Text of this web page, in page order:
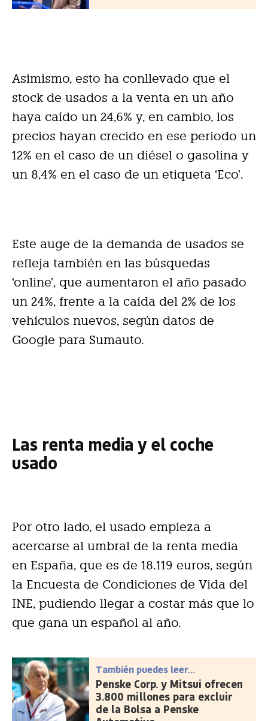
Asimismo, esto ha conllevado que el
stock de usados a la venta en un año
haya caído un 24,6% y, en cambio, los
precios hayan crecido en ese periodo un
12% en el caso de un diésel o gasolina y
un 8,4% en el caso de un etiqueta ‘Eco’.
Este auge de la demanda de usados se
refleja también en las búsquedas
‘online’, que aumentaron el año pasado
un 24%, frente a la caída del 2% de los
vehículos nuevos, según datos de
Google para Sumauto.
Las renta media y el coche
usado
Por otro lado, el usado empieza a
acercarse al umbral de la renta media
en España, que es de 18.119 euros, según
la Encuesta de Condiciones de Vida del
INE, pudiendo llegar a costar más que lo
que gana un español al año.
También puedes leer...
Penske Corp. y Mitsui ofrecen
3.800 millones para excluir
de la Bolsa a Penske